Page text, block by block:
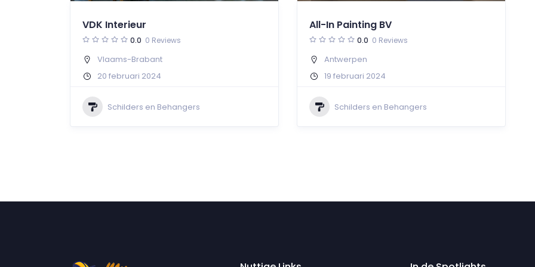
VDK Interieur
0.0 0 Reviews
Vlaams-Brabant
20 februari 2024
Schilders en Behangers
All-In Painting BV
0.0 0 Reviews
Antwerpen
19 februari 2024
Schilders en Behangers